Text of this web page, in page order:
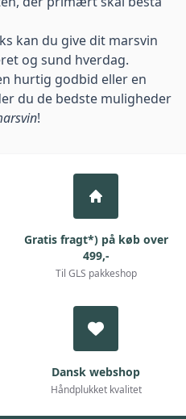
kan du give dit marsvin
og sund hverdag.
hurtig godbid eller en
du de bedste muligheder
!
Gratis fragt*) på køb over
499,-
Til GLS pakkeshop
Dansk webshop
Håndplukket kvalitet